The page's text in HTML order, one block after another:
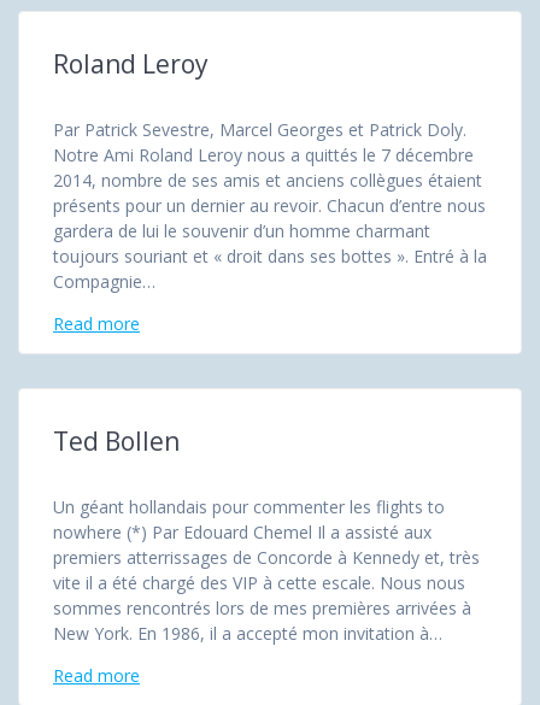
Roland Leroy
Par Patrick Sevestre, Marcel Georges et Patrick Doly.
Notre Ami Roland Leroy nous a quittés le 7 décembre
2014, nombre de ses amis et anciens collègues étaient
présents pour un dernier au revoir. Chacun d’entre nous
gardera de lui le souvenir d’un homme charmant
toujours souriant et « droit dans ses bottes ». Entré à la
Compagnie…
Read more
Ted Bollen
Un géant hollandais pour commenter les flights to
nowhere (*) Par Edouard Chemel Il a assisté aux
premiers atterrissages de Concorde à Kennedy et, très
vite il a été chargé des VIP à cette escale. Nous nous
sommes rencontrés lors de mes premières arrivées à
New York. En 1986, il a accepté mon invitation à…
Read more